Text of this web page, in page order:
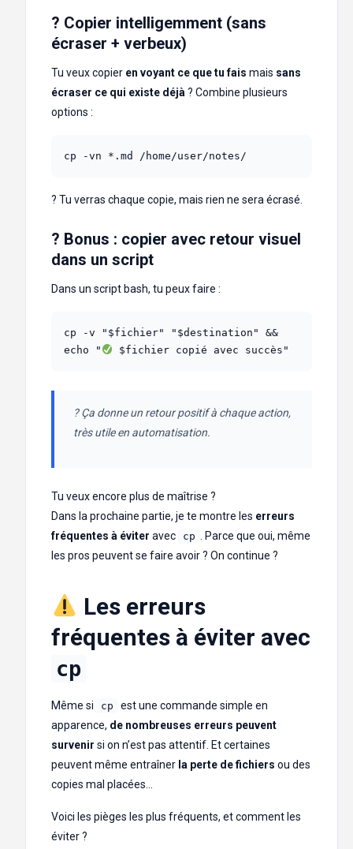
? Copier intelligemment (sans
écraser + verbeux)
Tu veux copier en voyant ce que tu fais mais sans
écraser ce qui existe déjà ? Combine plusieurs
options :
cp -vn *.md /home/user/notes/
? Tu verras chaque copie, mais rien ne sera écrasé.
? Bonus : copier avec retour visuel
dans un script
Dans un script bash, tu peux faire :
cp -v "$fichier" "$destination" &&
echo "
$fichier copié avec succès"
? Ça donne un retour positif à chaque action,
très utile en automatisation.
Tu veux encore plus de maîtrise ?
Dans la prochaine partie, je te montre les erreurs
fréquentes à éviter avec cp
. Parce que oui, même
les pros peuvent se faire avoir ? On continue ?
Les erreurs
fréquentes à éviter avec
cp
Même si cp
est une commande simple en
apparence, de nombreuses erreurs peuvent
survenir si on n’est pas attentif. Et certaines
peuvent même entraîner la perte de fichiers ou des
copies mal placées…
Voici les pièges les plus fréquents, et comment les
éviter ?